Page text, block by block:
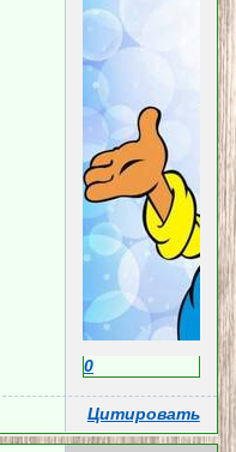
0
Цитировать